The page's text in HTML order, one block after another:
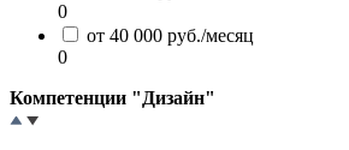
0
от 40 000 руб./месяц
0
Компетенции "Дизайн"